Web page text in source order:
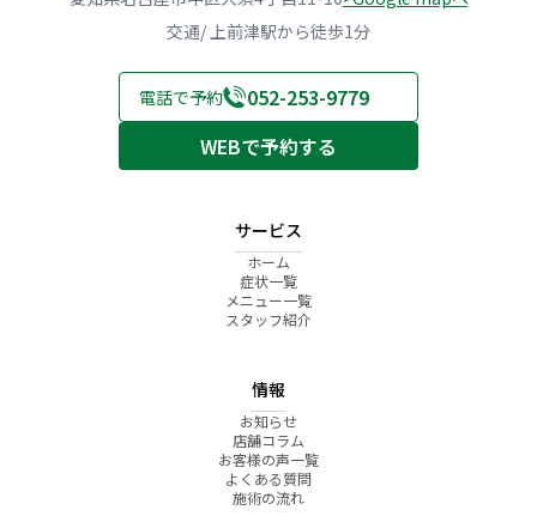
交通/ 上前津駅から徒歩1分
電話で予約
052-253-9779
WEBで予約する
サービス
ホーム
症状一覧
メニュー一覧
スタッフ紹介
情報
お知らせ
店舗コラム
お客様の声一覧
よくある質問
施術の流れ